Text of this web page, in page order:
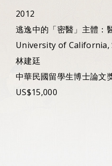
2012
逃逸中的「密醫」主體：
University of California,
林建廷
中華民國留學生博士論文
US$15,000